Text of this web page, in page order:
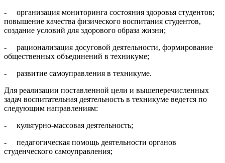
- организация мониторинга состояния здоровья студентов;
повышение качества физического воспитания студентов,
создание условий для здорового образа жизни;
- рационализация досуговой деятельности, формирование
общественных объединений в техникуме;
- развитие самоуправления в техникуме.
Для реализации поставленной цели и вышеперечисленных
задач воспитательная деятельность в техникуме ведется по
следующим на­правлениям:
- культурно-массовая деятельность;
- педагогическая помощь деятельности органов
студенческого самоуправления;